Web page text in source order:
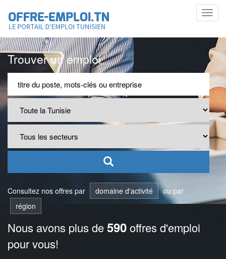
Trouver un emploi
Consultez nos offres par domaine d'activité
ou par
région
Nous avons plus de590offres d'emploi
pour vous!